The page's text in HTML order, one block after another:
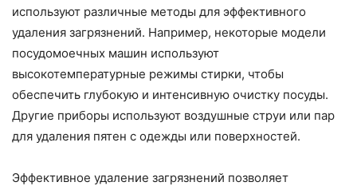
используют различные методы для эффективного
удаления загрязнений. Например, некоторые модели
посудомоечных машин используют
высокотемпературные режимы стирки, чтобы
обеспечить глубокую и интенсивную очистку посуды.
Другие приборы используют воздушные струи или пар
для удаления пятен с одежды или поверхностей.
Эффективное удаление загрязнений позволяет